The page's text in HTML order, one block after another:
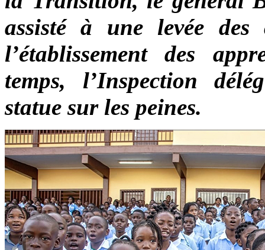
assisté à une levée
l’établissement des
temps, l’Inspection
statue sur les peines.